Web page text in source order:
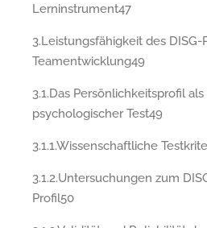
Lerninstrument47
3.Leistungsfähigkeit des
Teamentwicklung49
3.1.Das Persönlichkeitsprofil
psychologischer Test49
3.1.1.Wissenschaftliche
3.1.2.Untersuchungen zum
Profil50